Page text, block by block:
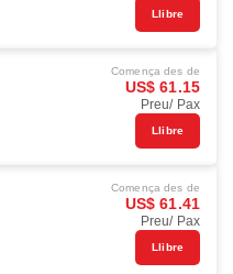
Llibre
Comença des de
US$ 61.15
Preu/ Pax
Llibre
Comença des de
US$ 61.41
Preu/ Pax
Llibre